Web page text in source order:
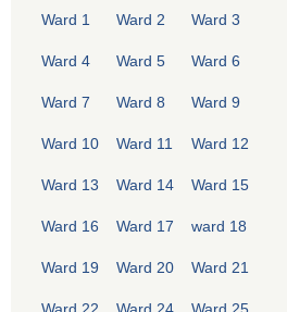
Ward 1 Ward 2 Ward 3
Ward 4 Ward 5 Ward 6
Ward 7 Ward 8 Ward 9
Ward 10 Ward 11 Ward 12
Ward 13 Ward 14 Ward 15
Ward 16 Ward 17 ward 18
Ward 19 Ward 20 Ward 21